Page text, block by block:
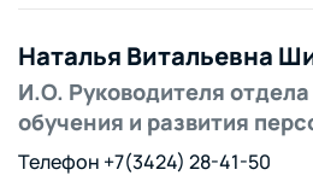
Наталья Витальевна
И.О. Руководителя
обучения и развития
Телефон +7(3424) 28-41-50